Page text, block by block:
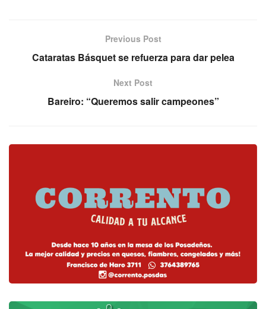
Previous Post
Cataratas Básquet se refuerza para dar pelea
Next Post
Bareiro: “Queremos salir campeones”